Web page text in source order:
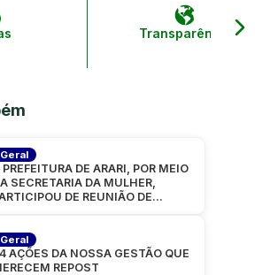
Transparência
Geral
PREFEITURA DE ARARI, POR MEIO
SECRETARIA DA MULHER,
DE REUNIÃO DE
Geral
AÇÕES DA NOSSA GESTÃO QUE
REPOST